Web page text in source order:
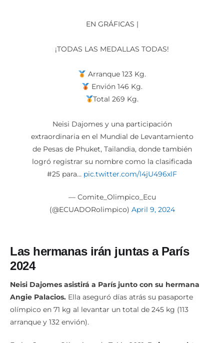
EN GRÁFICAS |
¡TODAS LAS MEDALLAS TODAS!
Arranque 123 Kg.
Envión 146 Kg.
Total 269 Kg.
Neisi Dajomes y una participación
extraordinaria en el Mundial de Levantamiento
de Pesas de Phuket, Tailandia, donde también
logró registrar su nombre como la clasificada
#25 para… pic.twitter.com/l4jU496xlF
— Comite_Olimpico_Ecu
(@ECUADORolimpico) April 9, 2024
Las hermanas irán juntas a París
2024
Neisi Dajomes asistirá a París junto con su hermana
Angie Palacios. Ella aseguró días atrás su pasaporte
olímpico en 71 kg al levantar un total de 245 kg (113
arranque y 132 envión).